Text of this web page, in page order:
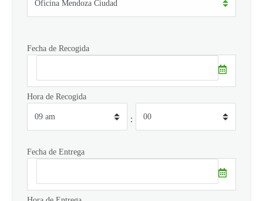
Fecha de Recogida
Hora de Recogida
:
Fecha de Entrega